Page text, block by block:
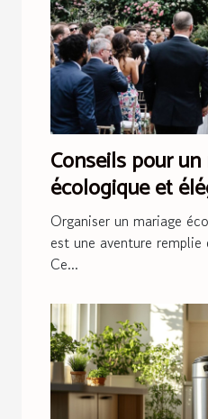
Conseils pour
écologique et
printemps
Organiser un mariage
est une aventure
Ce...